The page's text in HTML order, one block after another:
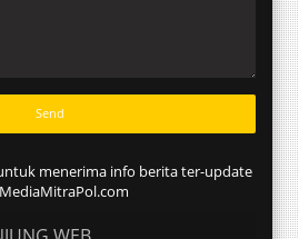
menerima info berita ter-update